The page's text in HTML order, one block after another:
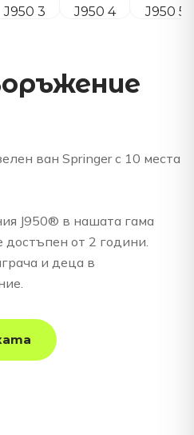
ван Springer с 10 места
J950® в нашата гама
достъпен от 2 години.
и деца в